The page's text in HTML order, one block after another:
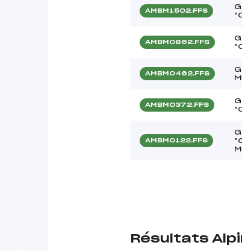
AMBM1502.FFS
AMBM0862.FFS
AMBM0462.FFS
AMBM0372.FFS
AMBM0122.FFS
Résultats